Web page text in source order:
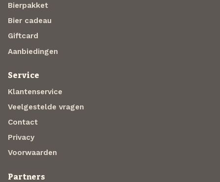
Bierpakket
Bier cadeau
Giftcard
Aanbiedingen
Service
Klantenservice
Veelgestelde vragen
Contact
Privacy
Voorwaarden
Partners